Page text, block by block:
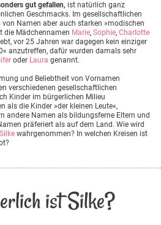
gut gefallen, ist natürlich ganz
Geschmacks. Im gesellschaftlichen
Namen aber auch starken »modischen
die Mädchennamen Marie, Sophie, Charlotte
vor 25 Jahren war dagegen kein einziger
anzutreffen, dafür wurden damals sehr
oder Laura genannt.
und Beliebtheit von Vornamen
verschiedenen gesellschaftlichen
Kinder im bürgerlichen Milieu
als die Kinder »der kleinen Leute«,
andere Namen als bildungsferne Eltern und
präferiert als auf dem Land. Wie wird
Silke wahrgenommen? In welchen Kreisen ist
ist Silke?